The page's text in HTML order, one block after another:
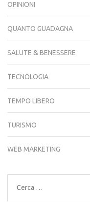
OPINIONI
QUANTO GUADAGNA
SALUTE & BENESSERE
TECNOLOGIA
TEMPO LIBERO
TURISMO
WEB MARKETING
Ricerca
per: